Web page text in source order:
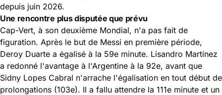
depuis juin 2026.
Une rencontre plus disputée que prévu
Cap-Vert, à son deuxième Mondial, n'a pas fait de
figuration. Après le but de Messi en première période,
Deroy Duarte a égalisé à la 59e minute. Lisandro Martínez
a redonné l'avantage à l'Argentine à la 92e, avant que
Sidny Lopes Cabral n'arrache l'égalisation en tout début de
prolongations (103e). Il a fallu attendre la 111e minute et un